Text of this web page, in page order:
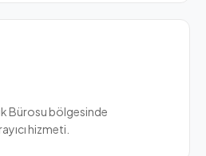
Bürosu bölgesinde
hizmeti.